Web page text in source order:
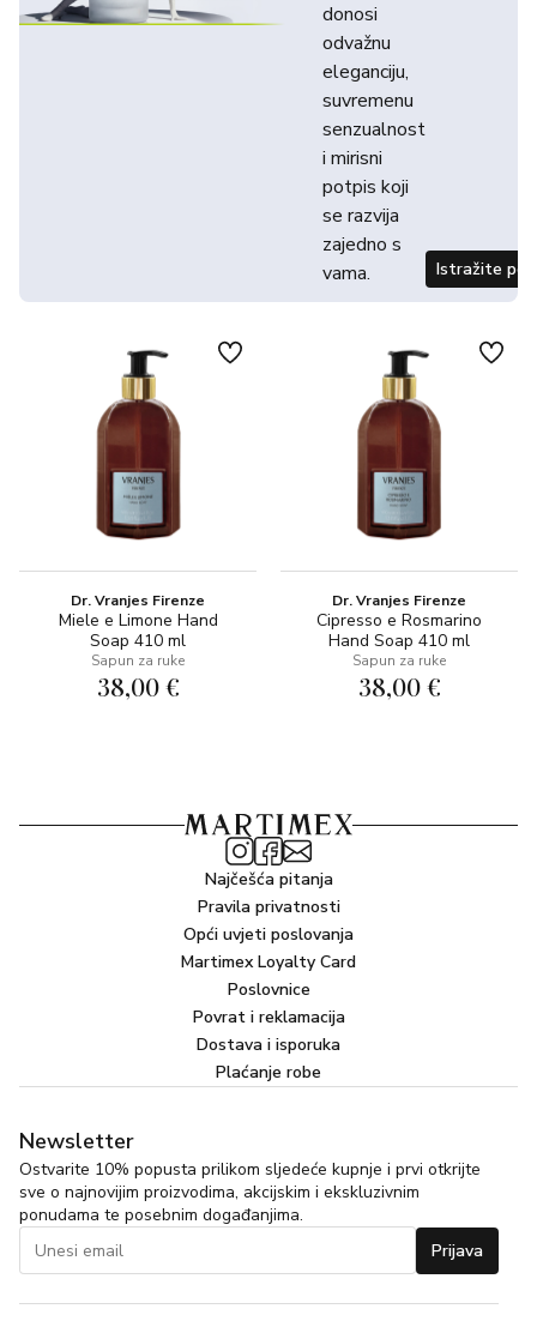
donosi
odvažnu
eleganciju,
suvremenu
senzualnost
i mirisni
potpis koji
se razvija
zajedno s
vama.
Istražite
Dr. Vranjes Firenze
Miele e Limone Hand
Soap 410 ml
Sapun za ruke
38,00 €
Dr. Vranjes Firenze
Cipresso e Rosmarino
Hand Soap 410 ml
Sapun za ruke
38,00 €
Najčešća pitanja
Pravila privatnosti
Opći uvjeti poslovanja
Martimex Loyalty Card
Poslovnice
Povrat i reklamacija
Dostava i isporuka
Plaćanje robe
Newsletter
Ostvarite 10% popusta prilikom sljedeće kupnje i prvi otkrijte
sve o najnovijim proizvodima, akcijskim i ekskluzivnim
ponudama te posebnim događanjima.
Prijava